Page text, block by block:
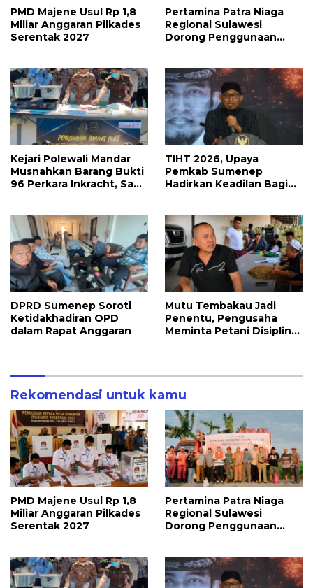
PMD Majene Usul Rp 1,8
Miliar Anggaran Pilkades
Serentak 2027
Pertamina Patra Niaga
Regional Sulawesi
Dorong Penggunaan
Energi Irigasi
Kejari Polewali Mandar
Musnahkan Barang Bukti
96 Perkara Inkracht, Sabu
TIHT 2026, Upaya
Pemkab Sumenep
Hadirkan Keadilan Bagi
DPRD Sumenep Soroti
Ketidakhadiran OPD
dalam Rapat Anggaran
Mutu Tembakau Jadi
Penentu, Pengusaha
Meminta Petani Disiplin
Rekomendasi untuk kamu
PMD Majene Usul Rp 1,8
Miliar Anggaran Pilkades
Serentak 2027
Pertamina Patra Niaga
Regional Sulawesi
Dorong Penggunaan
Energi Irigasi